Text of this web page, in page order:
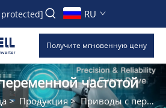
RU
Получите мгновенную цену
частотой
> Продукция>Приводы с переменной частотой